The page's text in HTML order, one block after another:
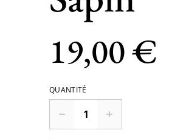
19,00 €
QUANTITÉ